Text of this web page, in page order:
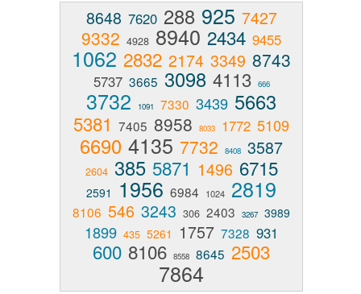
8648 7620 288 925 7427
9332 4928 8940 2434 9455
1062 2832 2174 3349 8743
5737 3665 3098 4113 666
3732 1091 7330 3439 5663
5381 7405 8958 8033 1772 5109
6690 4135 7732 8408 3587
2604 385 5871 1496 6715
2591 1956 6984 1024 2819
8106 546 3243 306 2403 3267 3989
1899 435 5261 1757 7328 931
600 8106 8558 8645 2503
7864